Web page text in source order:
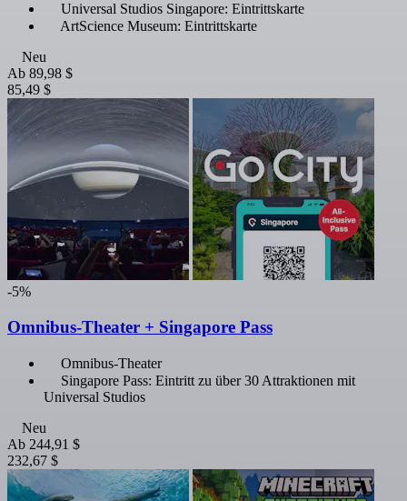
Universal Studios Singapore: Eintrittskarte
ArtScience Museum: Eintrittskarte
Neu
Ab 89,98 $
85,49 $
-5%
Omnibus-Theater + Singapore Pass
Omnibus-Theater
Singapore Pass: Eintritt zu über 30 Attraktionen mit
Universal Studios
Neu
Ab 244,91 $
232,67 $